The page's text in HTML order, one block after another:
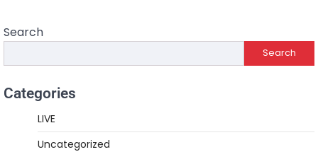
Search
Search
Categories
LIVE
Uncategorized